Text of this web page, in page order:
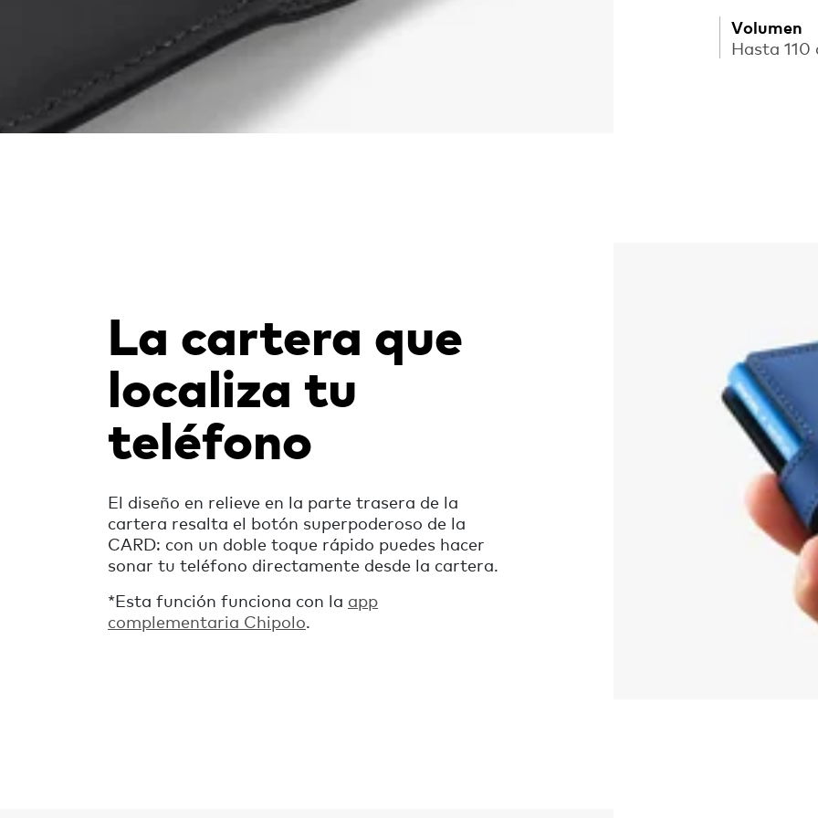
Volumen
Hasta 110
La cartera que
localiza tu
teléfono
El diseño en relieve en la parte trasera de la
cartera resalta el botón superpoderoso de la
CARD: con un doble toque rápido puedes hacer
sonar tu teléfono directamente desde la cartera.
*Esta función funciona con la app
complementaria Chipolo.